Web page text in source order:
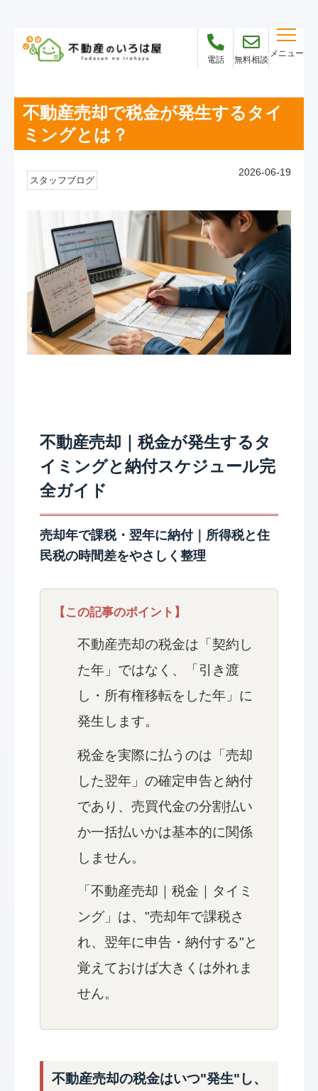
電話 無料相談
メニュー
不動産売却で税金が発生するタイ
ミングとは？
スタッフブログ
2026-06-19
不動産売却｜税金が発生するタ
イミングと納付スケジュール完
全ガイド
売却年で課税・翌年に納付｜所得税と住
民税の時間差をやさしく整理
【この記事のポイント】
不動産売却の税金は「契約し
た年」ではなく、「引き渡
し・所有権移転をした年」に
発生します。
税金を実際に払うのは「売却
した翌年」の確定申告と納付
であり、売買代金の分割払い
か一括払いかは基本的に関係
しません。
「不動産売却｜税金｜タイミ
ング」は、"売却年で課税さ
れ、翌年に申告・納付する"と
覚えておけば大きくは外れま
せん。
不動産売却の税金はいつ"発生"し、